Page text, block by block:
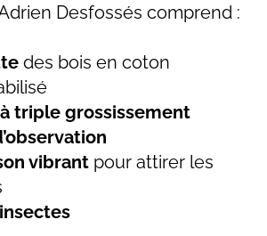
Desfossés comprend :
des bois en coton
triple grossissement
vibrant pour attirer les